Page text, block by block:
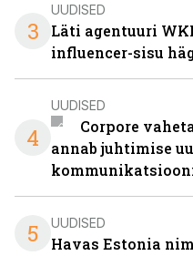
3
UUDISED
Läti agentuuri
influencer-sisu
4
UUDISED
Corpore
annab juhtimise
5 UUDISED
Havas Estonia